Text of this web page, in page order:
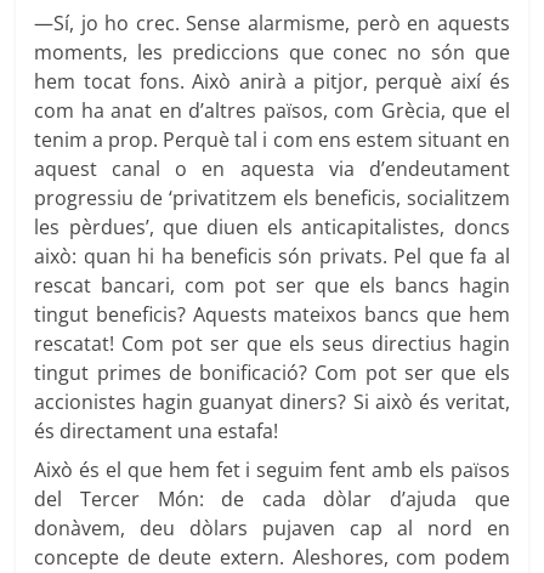
—Sí, jo ho crec. Sense alarmisme, però en aquests
moments, les prediccions que conec no són que
hem tocat fons. Això anirà a pitjor, perquè així és
com ha anat en d’altres països, com Grècia, que el
tenim a prop. Perquè tal i com ens estem situant en
aquest canal o en aquesta via d’endeutament
progressiu de ‘privatitzem els beneficis, socialitzem
les pèrdues’, que diuen els anticapitalistes, doncs
això: quan hi ha beneficis són privats. Pel que fa al
rescat bancari, com pot ser que els bancs hagin
tingut beneficis? Aquests mateixos bancs que hem
rescatat! Com pot ser que els seus directius hagin
tingut primes de bonificació? Com pot ser que els
accionistes hagin guanyat diners? Si això és veritat,
és directament una estafa!
Això és el que hem fet i seguim fent amb els països
del Tercer Món: de cada dòlar d’ajuda que
donàvem, deu dòlars pujaven cap al nord en
concepte de deute extern. Aleshores, com podem